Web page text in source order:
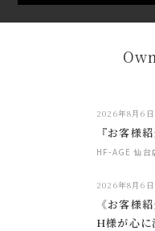
2026年8月6日
『お客様
HF-AGE 仙台
2026年8月6日
《お客様
H様が心に